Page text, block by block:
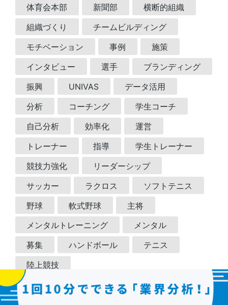
体育会本部 新聞部 横断的組織
組織づくり チームビルディング
モチベーション 事例 施策
インタビュー 選手 ブランディング
振興 UNIVAS データ活用
分析 コーチング 学生コーチ
自己分析 効率化 運営
トレーナー 指導 学生トレーナー
競技力強化 リーダーシップ
サッカー ラクロス ソフトテニス
野球 軟式野球 主将
メンタルトレーニング メンタル
募集 ハンドボール テニス
陸上競技